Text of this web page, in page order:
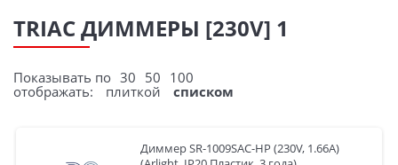
TRIAC ДИММЕРЫ [230V] 1
Показывать по 30 50 100
отображать:
плиткой списком
Диммер SR-1009SAC-HP (230V, 1.66A)